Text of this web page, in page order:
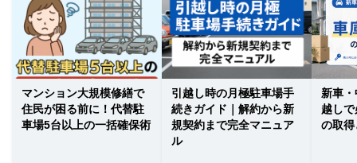
マンション大規模修繕で
住民が困る前に！代替駐
車場5台以上の一括確保術
引越し時の月極駐車場手
続きガイド｜解約から新
規契約まで完全マニュア
ル
新車
越し
の取